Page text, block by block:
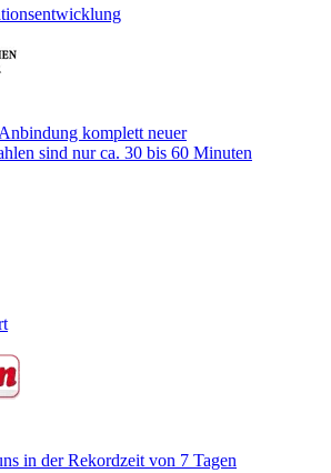
komplett neuer
sind nur ca. 30 bis 60 Minuten
in der Rekordzeit von 7 Tagen